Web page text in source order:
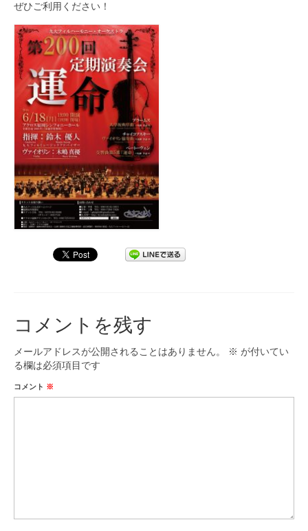
ぜひご利用ください！
コメントを残す
メールアドレスが公開されることはありません。 ※ が付いてい
る欄は必須項目です
コメント ※